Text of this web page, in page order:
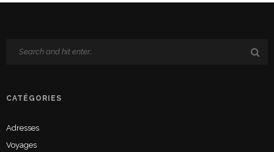
CATÉGORIES
Adresses
Voyages